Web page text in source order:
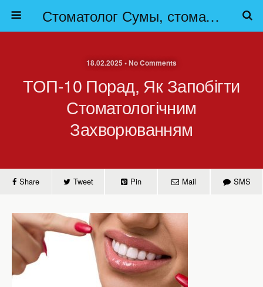
Стоматолог Сумы, стоматологические клиники Сумы, детская стоматология в Сумах. | Частная стоматология Сумы
18.02.2025 • No Comments
ТОП-10 Порад, Як Запобігти
Стоматологічним
Захворюванням
Share Tweet Pin Mail SMS